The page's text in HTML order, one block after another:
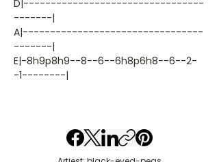
D|---------------------------------
-------|
A|---------------------------------
-------|
E|-8h9p8h9--8--6--6h8p6h8--6--2-
-1--------|